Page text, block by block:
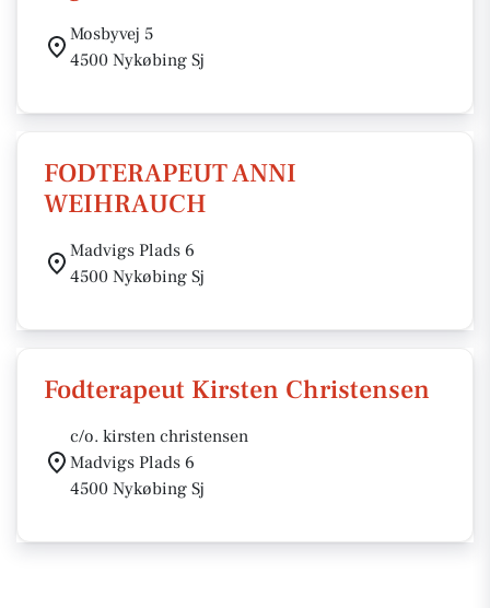
Mosbyvej 5
4500 Nykøbing Sj
FODTERAPEUT ANNI
WEIHRAUCH
Madvigs Plads 6
4500 Nykøbing Sj
Fodterapeut Kirsten Christensen
c/o. kirsten christensen
Madvigs Plads 6
4500 Nykøbing Sj